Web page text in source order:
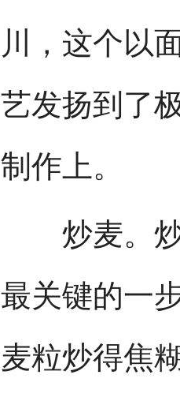
川，这个以
艺发扬到了
制作上。
炒麦。炒
最关键的一
麦粒炒得焦